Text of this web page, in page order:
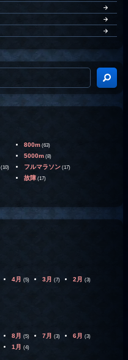
800m (63)
5000m (8)
(10) フルマラソン (17)
故障 (17)
4月 (5) 3月 (7) 2月 (3)
8月 (5) 7月 (3) 6月 (3)
1月 (4)